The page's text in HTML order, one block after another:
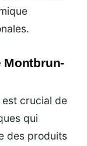
Montbrun-
est crucial de
qui
des produits